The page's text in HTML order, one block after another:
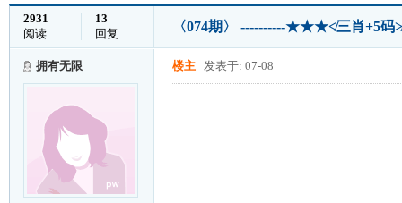
2931
阅读
13
回复
〈074期〉 ----------★★★≮三肖+5
拥有无限 楼主 发表于: 07-08